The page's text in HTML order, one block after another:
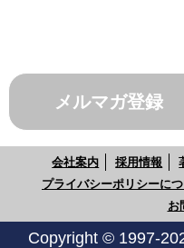
メルマガ登録
会社案内 採用情報
プライバシーポリシーに
お
Copyright © 1997-